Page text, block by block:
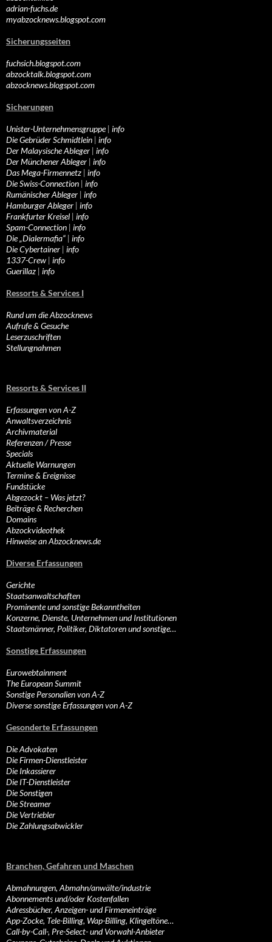
adrian-fuchs.de
myabzocknews.blogspot.com
Sicherungsseiten
fuchsich.blogspot.com
abzocktalk.blogspot.com
abzocknews.blogspot.com
Sicherungen
Unister-Unternehmensgruppe| info
Die Gebrüder Schmidtlein | info
Der Malaysische Ableger | info
Der Münchener Ableger | info
Das Mega-Firmennetz | info
Die Swiss-Connection | info
Rumänischer Ableger | info
Hamburger Ableger | info
Frankfurter Kreisel | info
Spam-Connection | info
Die „Dialermafia“ | info
Die Cybertainer | info
1337-Crew | info
Guerillaz | info
Ressorts & Services I
Rund um die Abzocknews
Aufrufe & Gesuche
Leserzuschriften
Stellungnahmen
Ressorts & Services II
Erfassungen von A-Z
Anwaltsverzeichnis
Archivmaterial
Referenzen / Presse
Specials
Aktuelle Warnungen
Termine & Ereignisse
Fundstücke
Abgezockt – Was jetzt?
Beiträge & Recherchen
Domains
Abzockvideothek
Hinweise an Abzocknews.de
Diverse Erfassungen
Gerichte
Staatsanwaltschaften
Prominente und sonstige Bekanntheiten
Konzerne, Dienste, Unternehmen und Institutionen
Staatsmänner, Politiker, Diktatoren und sonstige…
Sonstige Erfassungen
Eurowebtainment
The European Summit
Sonstige Personalien von A-Z
Diverse sonstige Erfassungen von A-Z
Gesonderte Erfassungen
Die Advokaten
Die Firmen-Dienstleister
Die Inkassierer
Die IT-Dienstleister
Die Sonstigen
Die Streamer
Die Vertriebler
Die Zahlungsabwickler
Branchen, Gefahren und Maschen
Abmahnungen, Abmahn/anwälte/industrie
Abonnements und/oder Kostenfallen
Adressbücher, Anzeigen- und Firmeneinträge
App-Zocke, Tele-Billing, Wap-Billing, Klingeltöne…
Call-by-Call-, Pre-Select- und Vorwahl-Anbieter